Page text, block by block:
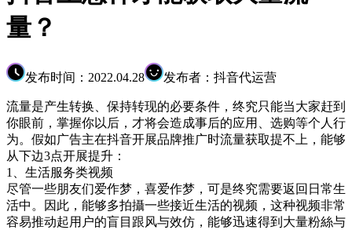
量？
发布时间：2022.04.28 发布者：抖音代运营
流量是产生转换、保持转现的必要条件，终究只能当大家赶到
你眼前，掌握你以后，才将会造成事后的应用、选购等个人行
为。假如广告主在抖音开展品牌推广时流量获取提不上，能够
从下边3点开展提升：
1、生活服务类视频
尽管一些朋友们爱作梦，喜爱作梦，可是终究需要返回日常生
活中。因此，能够多拍攝一些接近生活的视频，这种视频非常
容易推动起用户的盲目跟风与效仿，能够迅速得到大量粉絲与